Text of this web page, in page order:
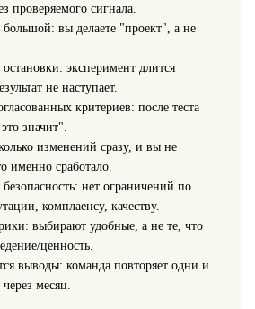
проверяемого сигнала.
вы делаете "проект", а не
эксперимент длится
не наступает.
критериев: после теста
значит".
изменений сразу, и вы не
именно сработало.
нет ограничений по
комплаенсу, качеству.
выбирают удобные, а не те, что
ценность.
выводы: команда повторяет одни и
месяц.